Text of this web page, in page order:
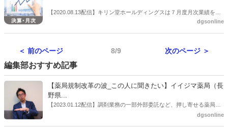
【2020.08.13配信】キリン堂ホールディングスは７月度月次業績を公
dgsonline
＜ 前のページ 8/9 次のページ ＞
編集部おすすめ記事
【薬局規制改革の波_この人に聞きたい】イイジマ薬局（長
野県...
【2023.01.12配信】調剤業務の一部外部委託など、押し寄せる薬局業
界への規制改革の波。この規制改革の波を薬局業界はどう受け止めた
dgsonline